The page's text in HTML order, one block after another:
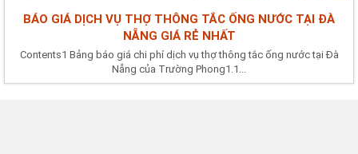
BÁO GIÁ DỊCH VỤ THỢ THÔNG TẮC ỐNG NƯỚC TẠI ĐÀ
NẴNG GIÁ RẺ NHẤT
Contents1 Bảng báo giá chi phí dịch vụ thợ thông tắc ống nước tại Đà
Nẵng của Trường Phong1.1...